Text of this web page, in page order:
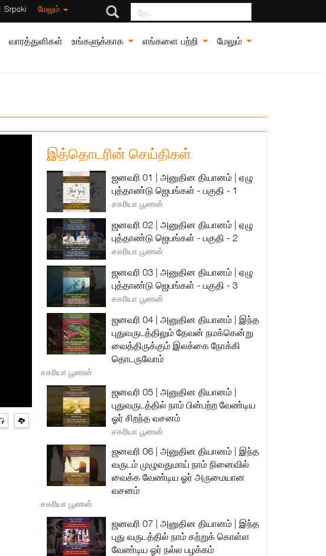
Srpski மேலும் தேட
வாரத்துளிகள் உங்களுக்காக எங்களை பற்றி மேலும்
இத்தொடரின் செய்திகள்
ஜனவரி 01 | அனுதின தியானம் | ஏழு
புத்தாண்டு ஜெபங்கள் - பகுதி - 1
சகரியா பூணன்
ஜனவரி 02 | அனுதின தியானம் | ஏழு
புத்தாண்டு ஜெபங்கள் - பகுதி - 2
சகரியா பூணன்
ஜனவரி 03 | அனுதின தியானம் | ஏழு
புத்தாண்டு ஜெபங்கள் - பகுதி - 3
சகரியா பூணன்
ஜனவரி 04 | அனுதின தியானம் | இந்த
புதுவருடத்திலும் தேவன் நமக்கென்று
வைத்திருக்கும் இலக்கை நோக்கி
தொடருவோம்
சகரியா பூணன்
ஜனவரி 05 | அனுதின தியானம் |
புதுவருடத்தில் நாம் பின்பற்ற வேண்டிய
ஓர் சிறந்த வசனம்
சகரியா பூணன்
ஜனவரி 06 | அனுதின தியானம் | இந்த
வருடம் முழுவதுமாய் நாம் நினைவில்
வைக்க வேண்டிய ஓர் அருமையான
வசனம்
சகரியா பூணன்
ஜனவரி 07 | அனுதின தியானம் | இந்த
புது வருடத்தில் நாம் கற்றுக் கொள்ள
வேண்டிய ஓர் நல்ல பழக்கம்